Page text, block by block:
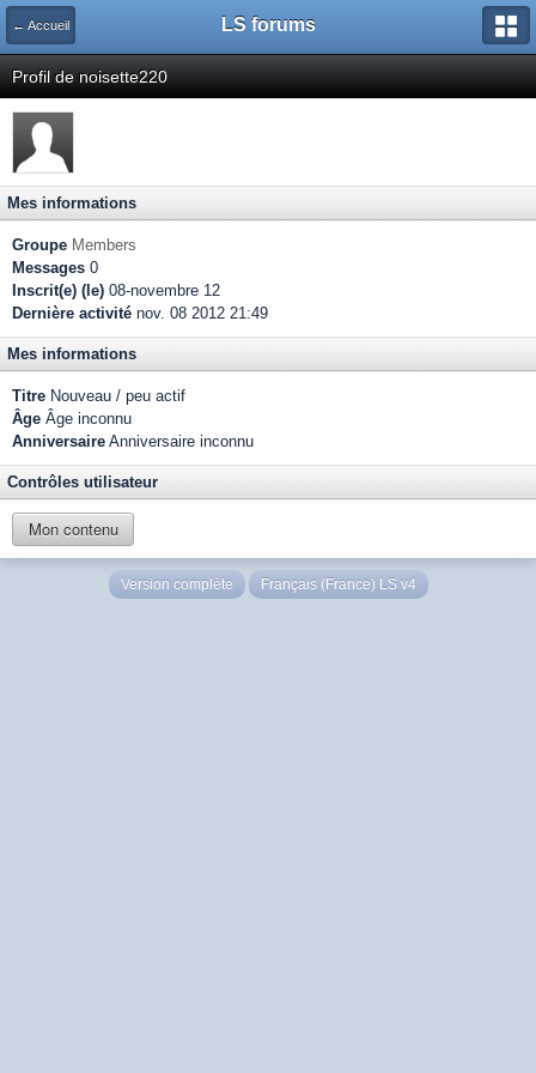
← Accueil LS forums
Profil de noisette220
Mes informations
Groupe Members
Messages 0
Inscrit(e) (le) 08-novembre 12
Dernière activité nov. 08 2012 21:49
Mes informations
Titre Nouveau / peu actif
Âge Âge inconnu
Anniversaire Anniversaire inconnu
Contrôles utilisateur
Mon contenu
Version complète Français (France) LS v4